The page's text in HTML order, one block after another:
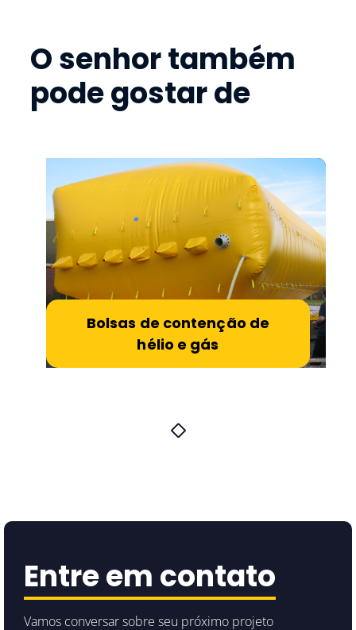
O senhor também
pode gostar de
Bolsas de contenção de
hélio e gás
Entre em contato
Vamos conversar sobre seu próximo projeto